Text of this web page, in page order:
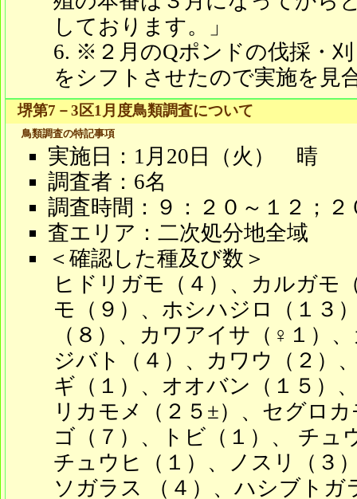
しております。」
※２月のQポンドの伐採・
をシフトさせたので実施を見
堺第7－3区1月度鳥類調査について
鳥類調査の特記事項
実施日：1月20日（火） 晴
調査者：6名
調査時間：９：２０～１２；２
査エリア：二次処分地全域
＜確認した種及び数＞
ヒドリガモ（４）、カルガモ
モ（９）、ホシハジロ（１３
（８）、カワアイサ（♀１）
ジバト（４）、カワウ（２）
ギ（１）、オオバン（１５）
リカモメ（２５±）、セグロ
ゴ（７）、トビ（１）、 チュ
チュウヒ（１）、ノスリ（３
ソガラス （４）、ハシブトガ